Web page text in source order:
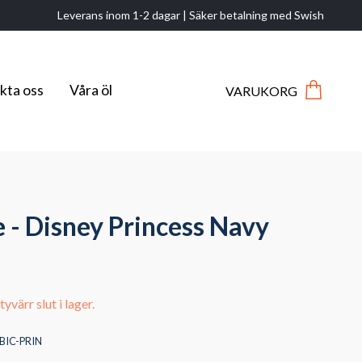
Leverans inom 1-2 dagar | Säker betalning med Swish
oss Våra öl VARUKORG
- Disney Princess Navy
slut i lager.
PRIN